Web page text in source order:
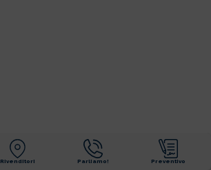
Rivenditori Parliamo! Preventivo